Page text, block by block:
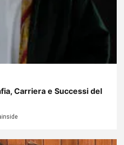
Carriera e Successi del